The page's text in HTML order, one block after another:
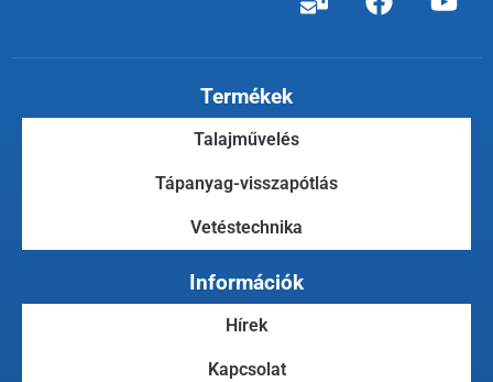
Termékek
Talajművelés
Tápanyag-visszapótlás
Vetéstechnika
Információk
Hírek
Kapcsolat